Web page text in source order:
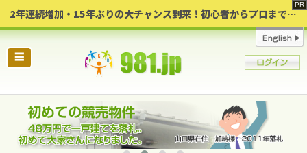
2年連続増加・15年ぶりの大チャンス到来！初心者からプロまで網羅する「競売不動産・超実践投資セミナー」♦神奈川県 横浜 in 神奈川
☰